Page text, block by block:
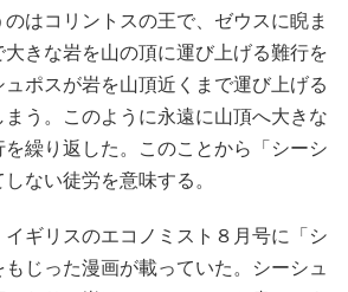
はコリントスの王で、ゼウスに睨ま
きな岩を山の頂に運び上げる難行を
ポスが岩を山頂近くまで運び上げる
う。このように永遠に山頂へ大きな
繰り返した。このことから「シーシ
ない徒労を意味する。
ギリスのエコノミスト８月号に「シ
じった漫画が載っていた。シーシュ